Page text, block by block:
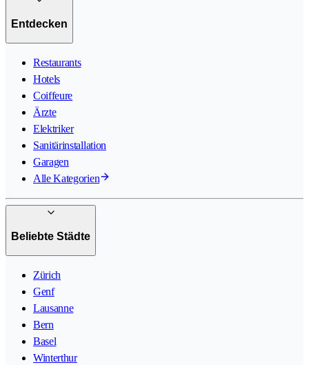
Entdecken
Restaurants
Hotels
Coiffeure
Ärzte
Elektriker
Sanitärinstallation
Garagen
Alle Kategorien
Beliebte Städte
Zürich
Genf
Lausanne
Bern
Basel
Winterthur